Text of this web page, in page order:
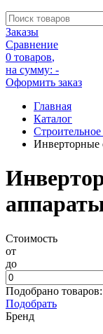
Заказы
Сравнение
0 товаров,
на сумму: -
Оформить заказ
Главная
Каталог
Инверторные
Стоимость
от
до
Подобрано товаров:
Подобрать
Бренд